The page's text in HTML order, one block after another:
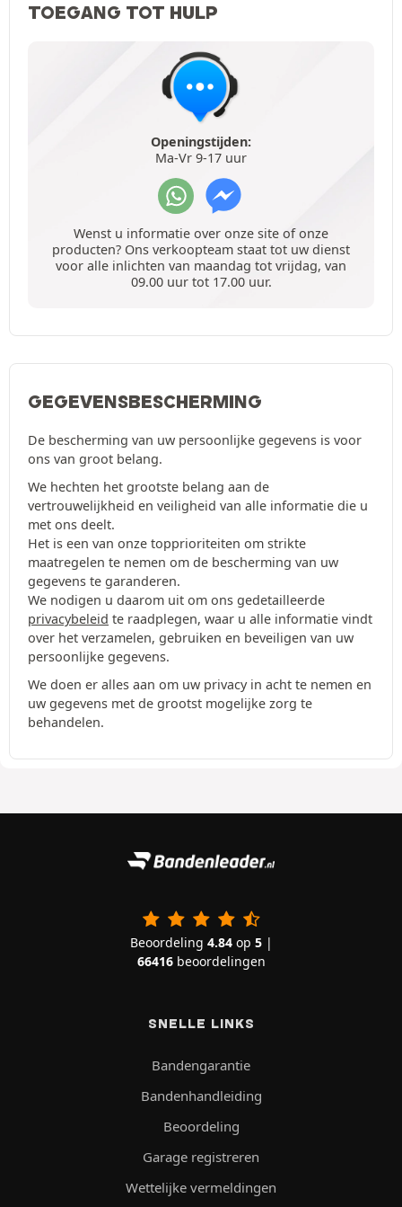
TOEGANG TOT HULP
Openingstijden:
Ma-Vr 9-17 uur
Wenst u informatie over onze site of onze
producten? Ons verkoopteam staat tot uw dienst
voor alle inlichten van maandag tot vrijdag, van
09.00 uur tot 17.00 uur.
GEGEVENSBESCHERMING
De bescherming van uw persoonlijke gegevens is voor
ons van groot belang.
We hechten het grootste belang aan de
vertrouwelijkheid en veiligheid van alle informatie die u
met ons deelt.
Het is een van onze topprioriteiten om strikte
maatregelen te nemen om de bescherming van uw
gegevens te garanderen.
We nodigen u daarom uit om ons gedetailleerde
privacybeleid te raadplegen, waar u alle informatie vindt
over het verzamelen, gebruiken en beveiligen van uw
persoonlijke gegevens.
We doen er alles aan om uw privacy in acht te nemen en
uw gegevens met de grootst mogelijke zorg te
behandelen.
Beoordeling 4.84op 5|
66416beoordelingen
SNELLE LINKS
Bandengarantie
Bandenhandleiding
Beoordeling
Garage registreren
Wettelijke vermeldingen